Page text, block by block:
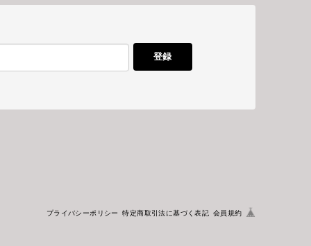
登録
プライバシーポリシー 特定商取引法に基づく表記 会員規約